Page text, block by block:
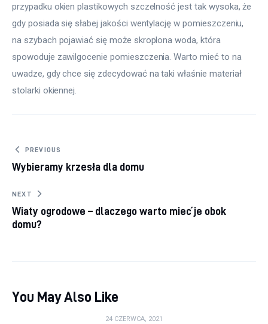
przypadku okien plastikowych szczelność jest tak wysoka, że
gdy posiada się słabej jakości wentylację w pomieszczeniu,
na szybach pojawiać się może skroplona woda, która
spowoduje zawilgocenie pomieszczenia. Warto mieć to na
uwadze, gdy chce się zdecydować na taki właśnie materiał
stolarki okiennej.
Nawigacja wpisu
PREVIOUS
Wybieramy krzesła dla domu
NEXT
Wiaty ogrodowe – dlaczego warto mieć je obok
domu?
You May Also Like
24 CZERWCA, 2021